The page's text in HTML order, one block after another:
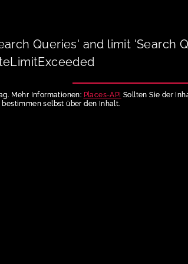
Queries' and limit
Mehr Informationen: Places-API Sollten Sie der
bestimmen selbst über den Inhalt.